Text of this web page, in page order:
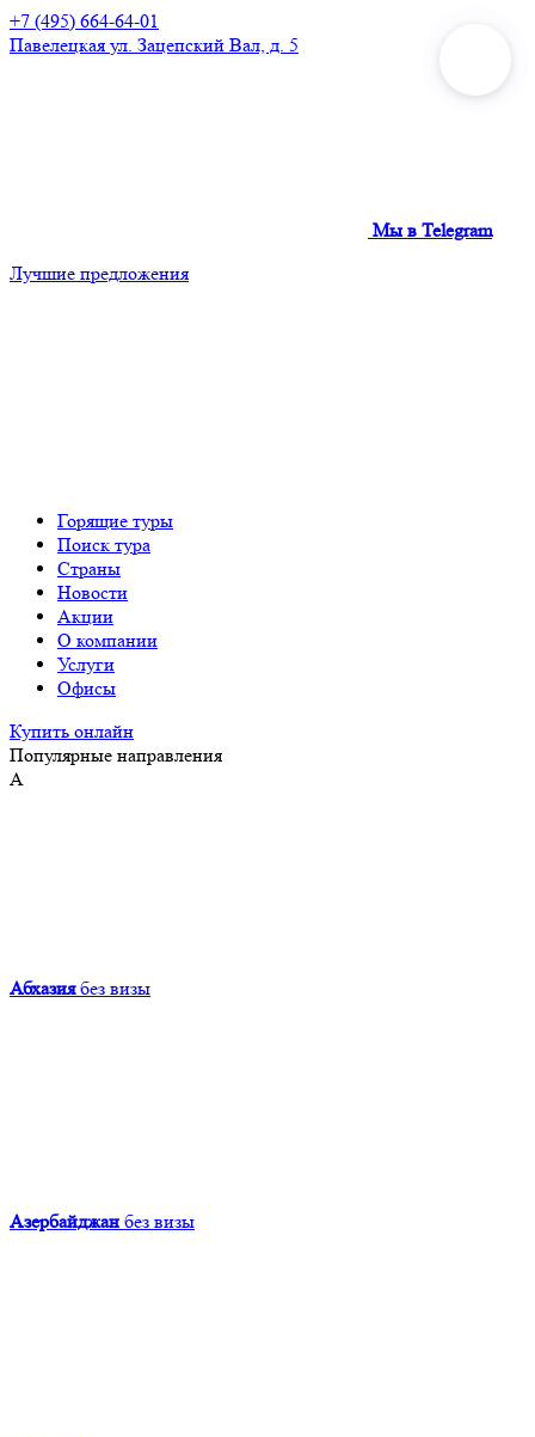
+7 (495) 664-64-01
Павелецкая ул. Зацепский Вал, д. 5
Мы в Telegram
Лучшие предложения
Горящие туры
Поиск тура
Страны
Новости
Акции
О компании
Услуги
Офисы
Купить онлайн
Популярные направления
А
Абхазия без визы
Азербайджан без визы